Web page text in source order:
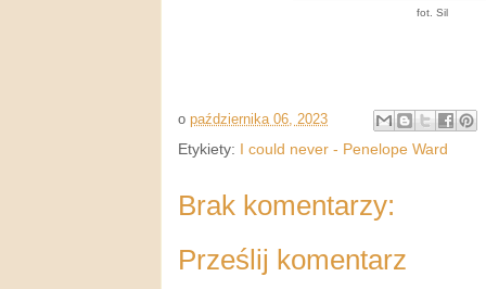
fot. Sil
o października 06, 2023
Etykiety: I could never - Penelope Ward
Brak komentarzy:
Prześlij komentarz